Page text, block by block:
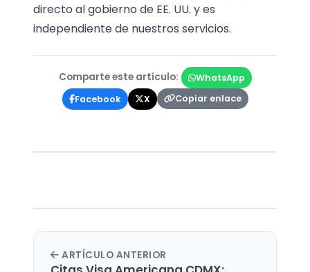
directo al gobierno de EE. UU. y es
independiente de nuestros servicios.
Comparte este artículo:
WhatsApp
Facebook
X Copiar enlace
ARTÍCULO ANTERIOR